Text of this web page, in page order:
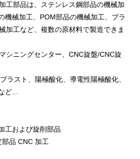
工部品は、ステンレス鋼部品の機械加
機械加工、POM部品の機械加工、プラ
加工など、複数の原材料で製造できま
シニングセンター、CNC旋盤/CNC旋
ラスト、陽極酸化、導電性陽極酸化、
ど...
工および旋削部品
品 CNC 加工